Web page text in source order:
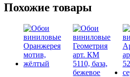
Похожие товары